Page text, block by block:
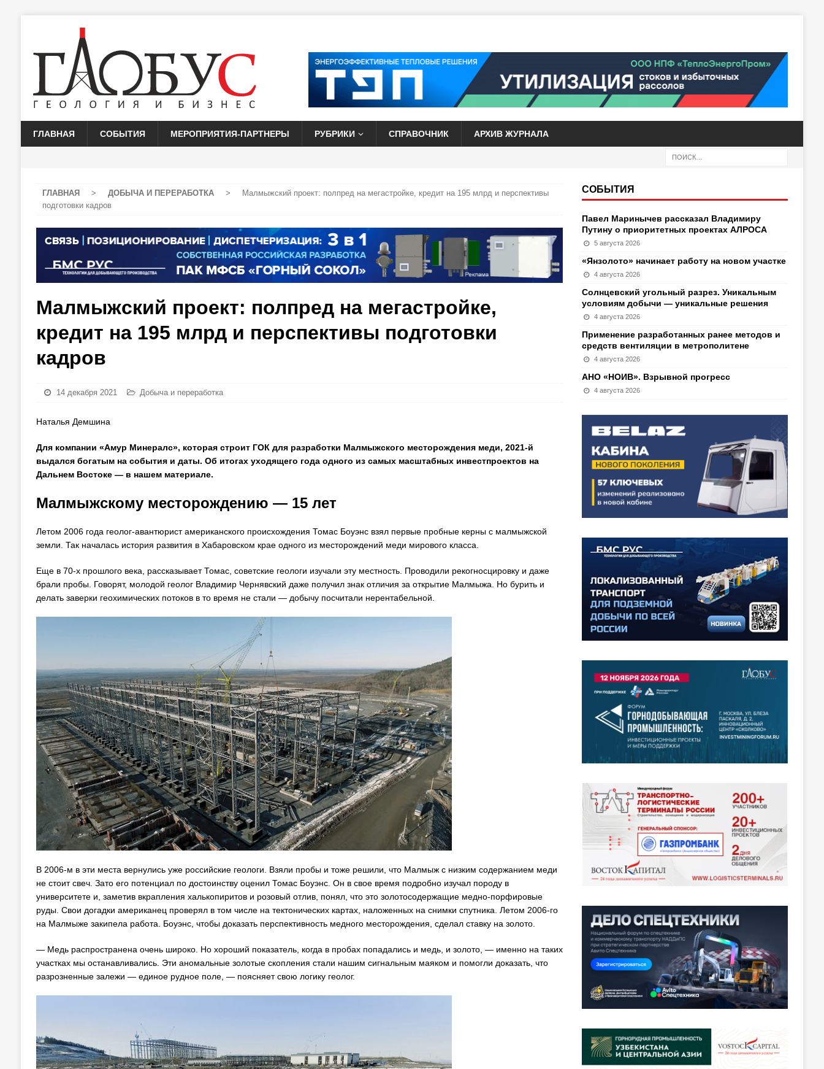
ГЛАВНАЯ СОБЫТИЯ МЕРОПРИЯТИЯ-ПАРТНЕРЫ РУБРИКИ СПРАВОЧНИК АРХИВ ЖУРНАЛА
ГЛАВНАЯ > ДОБЫЧА И ПЕРЕРАБОТКА >
Малмыжский проект: полпред на мегастройке, кредит на 195 млрд и перспективы
подготовки кадров
Малмыжский проект: полпред на мегастройке,
кредит на 195 млрд и перспективы подготовки
кадров
14 декабря 2021 Добыча и переработка
Наталья Демшина
Для компании «Амур Минералс», которая строит ГОК для разработки Малмыжского месторождения меди, 2021-й
выдался богатым на события и даты. Об итогах уходящего года одного из самых масштабных инвестпроектов на
Дальнем Востоке — в нашем материале.
Малмыжскому месторождению — 15 лет
Летом 2006 года геолог-авантюрист американского происхождения Томас Боуэнс взял первые пробные керны с малмыжской
земли. Так началась история развития в Хабаровском крае одного из месторождений меди мирового класса.
Еще в 70-х прошлого века, рассказывает Томас, советские геологи изучали эту местность. Проводили рекогносцировку и даже
брали пробы. Говорят, молодой геолог Владимир Чернявский даже получил знак отличия за открытие Малмыжа. Но бурить и
делать заверки геохимических потоков в то время не стали — добычу посчитали нерентабельной.
В 2006-м в эти места вернулись уже российские геологи. Взяли пробы и тоже решили, что Малмыж с низким содержанием меди
не стоит свеч. Зато его потенциал по достоинству оценил Томас Боуэнс. Он в свое время подробно изучал породу в
университете и, заметив вкрапления халькопиритов и розовый отлив, понял, что это золотосодержащие медно-порфировые
руды. Свои догадки американец проверял в том числе на тектонических картах, наложенных на снимки спутника. Летом 2006-го
на Малмыже закипела работа. Боуэнс, чтобы доказать перспективность медного месторождения, сделал ставку на золото.
— Медь распространена очень широко. Но хороший показатель, когда в пробах попадались и медь, и золото, — именно на таких
участках мы останавливались. Эти аномальные золотые скопления стали нашим сигнальным маяком и помогли доказать, что
разрозненные залежи — единое рудное поле, — поясняет свою логику геолог.
СОБЫТИЯ
Павел Маринычев рассказал Владимиру
Путину о приоритетных проектах АЛРОСА
5 августа 2026
«Янзолото» начинает работу на новом участке
4 августа 2026
Солнцевский угольный разрез. Уникальным
условиям добычи — уникальные решения
4 августа 2026
Применение разработанных ранее методов и
средств вентиляции в метрополитене
4 августа 2026
АНО «НОИВ». Взрывной прогресс
4 августа 2026